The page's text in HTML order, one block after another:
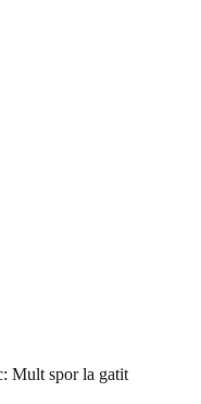
Mult spor la gatit